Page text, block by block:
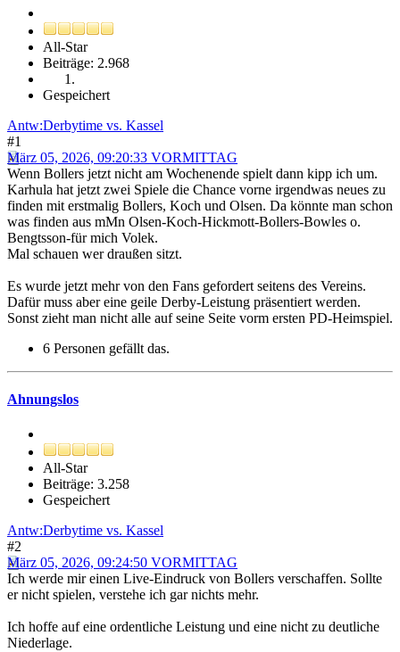
All-Star
Beiträge: 2.968
Gespeichert
Antw:Derbytime vs. Kassel
#1
März 05, 2026, 09:20:33 VORMITTAG
Wenn Bollers jetzt nicht am Wochenende spielt dann kipp ich um.
Karhula hat jetzt zwei Spiele die Chance vorne irgendwas neues zu
finden mit erstmalig Bollers, Koch und Olsen. Da könnte man schon
was finden aus mMn Olsen-Koch-Hickmott-Bollers-Bowles o.
Bengtsson-für mich Volek.
Mal schauen wer draußen sitzt.
Es wurde jetzt mehr von den Fans gefordert seitens des Vereins.
Dafür muss aber eine geile Derby-Leistung präsentiert werden.
Sonst zieht man nicht alle auf seine Seite vorm ersten PD-Heimspiel.
6 Personen gefällt das.
Ahnungslos
All-Star
Beiträge: 3.258
Gespeichert
Antw:Derbytime vs. Kassel
#2
März 05, 2026, 09:24:50 VORMITTAG
Ich werde mir einen Live-Eindruck von Bollers verschaffen. Sollte
er nicht spielen, verstehe ich gar nichts mehr.
Ich hoffe auf eine ordentliche Leistung und eine nicht zu deutliche
Niederlage.